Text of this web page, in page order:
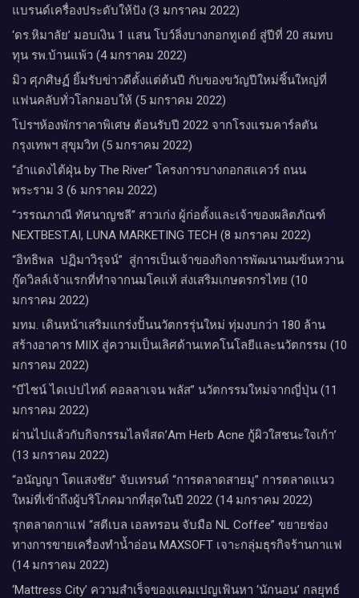
แบรนด์เครื่องประดับให้ปัง (3 มกราคม 2022)
‘ดร.หิมาลัย’ มอบเงิน 1 แสน โบว์ลิ่งบางกอกทูเดย์ สู่ปีที่ 20 สมทบ
ทุน รพ.บ้านแพ้ว (4 มกราคม 2022)
มิว ศุภศิษฏ์ ยิ้มรับข่าวดีตั้งแต่ต้นปี กับของขวัญปีใหม่ชิ้นใหญ่ที่
แฟนคลับทั่วโลกมอบให้ (5 มกราคม 2022)
โปรฯห้องพักราคาพิเศษ ต้อนรับปี 2022 จากโรงแรมคาร์ลตัน
กรุงเทพฯ สุขุมวิท (5 มกราคม 2022)
“อำแดงไต้ฝุ่น by The River” โครงการบางกอกสแควร์ ถนน
พระราม 3 (6 มกราคม 2022)
“วรรณภาณี ทัศนาญชลี” สาวเก่ง ผู้ก่อตั้งและเจ้าของผลิตภัณฑ์
NEXTBEST.AI, LUNA MARKETING TECH (8 มกราคม 2022)
“อิทธิพล ปฏิมาวิรุจน์” สู่การเป็นเจ้าของกิจการพัฒนานมข้นหวาน
กู๊ดวิลล์​เจ้าแรกที่ทำจากนมโคแท้ ส่งเสริมเกษตรกรไทย (10
มกราคม 2022)
มทม. เดินหน้าเสริมแกร่งปั้นนวัตกรรุ่นใหม่ ทุ่มงบกว่า 180 ล้าน
สร้างอาคาร MIIX สู่ความเป็นเลิศด้านเทคโนโลยีและนวัตกรรม (10
มกราคม 2022)
“บีไชน์ ไดเปปไทด์ คอลลาเจน พลัส” นวัตกรรมใหม่จากญี่ปุ่น (11
มกราคม 2022)
ผ่านไปแล้วกับกิจกรรมไลฟ์สด’Am Herb Acne กู้ผิวใสชนะใจเก้า’
(13 มกราคม 2022)
“อนัญญา โตแสงชัย” จับเทรนด์ “การตลาดสายมู” การตลาดแนว
ใหม่ที่เข้าถึงผู้บริโภคมากที่สุดในปี 2022 (14 มกราคม 2022)
รุกตลาดกาแฟ “สตีเบล เอลทรอน จับมือ NL Coffee” ขยายช่อง
ทางการขายเครื่องทำน้ำอ่อน MAXSOFT เจาะกลุ่มธุรกิจร้านกาแฟ
(14 มกราคม 2022)
‘Mattress City’ ความสำเร็จของเเคมเปญเฟ้นหา ‘นักนอน’ กลยุทธ์